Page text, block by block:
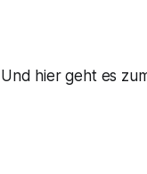
Und hier geht es